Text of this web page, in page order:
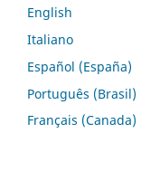
English
Italiano
Español (España)
Português (Brasil)
Français (Canada)